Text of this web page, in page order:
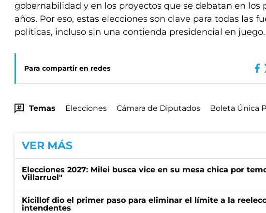
gobernabilidad y en los proyectos que se debatan en los
años. Por eso, estas elecciones son clave para todas las
políticas, incluso sin una contienda presidencial en juego.
Para compartir en redes
Temas Elecciones Cámara de Diputados Boleta Única
VER MÁS
Elecciones 2027: Milei busca vice en su mesa chica por
Villarruel"
Kicillof dio el primer paso para eliminar el límite a la
intendentes